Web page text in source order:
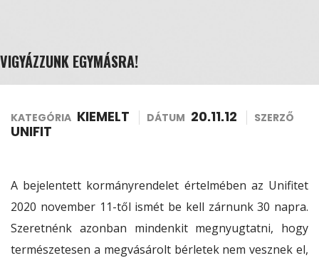
VIGYÁZZUNK EGYMÁSRA!
KATEGÓRIA KIEMELT DÁTUM 20.11.12 SZERZŐ
UNIFIT
A bejelentett kormányrendelet értelmében az Unifitet
2020 november 11-től ismét be kell zárnunk 30 napra.
Szeretnénk azonban mindenkit megnyugtatni, hogy
természetesen a megvásárolt bérletek nem vesznek el,